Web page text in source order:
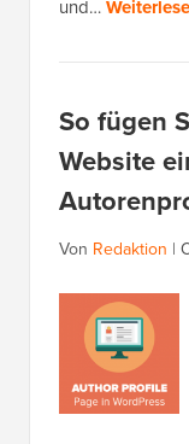
und…
So fügen
Website
Von Redaktion |